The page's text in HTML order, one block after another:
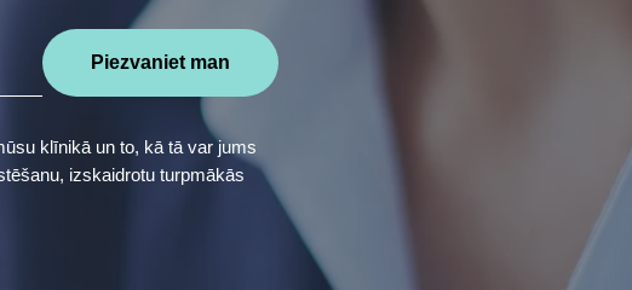
Piezvaniet man
klīnikā un to, kā tā var jums
izskaidrotu turpmākās